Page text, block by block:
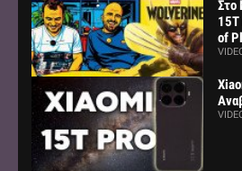
Στο
15Τ
of